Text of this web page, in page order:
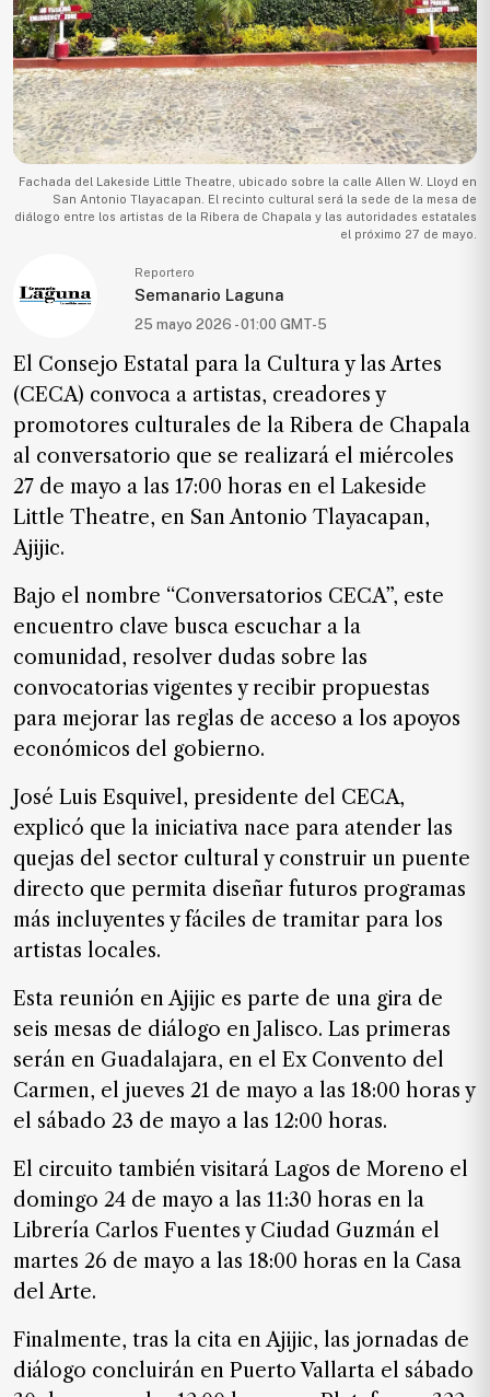
Seguridad
Educación
Salud
Política
Entretenimiento
Real
Estate
SUSCRIPTORES
Edición
digital
Nosotros
Contáctanos
con
nosotros
Donativos
Videos
Hemeroteca
de
noticias
FAQ
Fachada del Lakeside Little Theatre, ubicado sobre la calle Allen W. Lloyd en
San Antonio Tlayacapan. El recinto cultural será la sede de la mesa de
diálogo entre los artistas de la Ribera de Chapala y las autoridades estatales
el próximo 27 de mayo.
Reportero
Semanario Laguna
25 mayo 2026 - 01:00 GMT-5
El Consejo Estatal para la Cultura y las Artes
(CECA) convoca a artistas, creadores y
promotores culturales de la Ribera de Chapala
al conversatorio que se realizará el miércoles
27 de mayo a las 17:00 horas en el Lakeside
Little Theatre, en San Antonio Tlayacapan,
Ajijic.
Bajo el nombre “Conversatorios CECA”, este
encuentro clave busca escuchar a la
comunidad, resolver dudas sobre las
convocatorias vigentes y recibir propuestas
para mejorar las reglas de acceso a los apoyos
económicos del gobierno.
José Luis Esquivel, presidente del CECA,
explicó que la iniciativa nace para atender las
quejas del sector cultural y construir un puente
directo que permita diseñar futuros programas
más incluyentes y fáciles de tramitar para los
artistas locales.
Esta reunión en Ajijic es parte de una gira de
seis mesas de diálogo en Jalisco. Las primeras
serán en Guadalajara, en el Ex Convento del
Carmen, el jueves 21 de mayo a las 18:00 horas y
el sábado 23 de mayo a las 12:00 horas.
El circuito también visitará Lagos de Moreno el
domingo 24 de mayo a las 11:30 horas en la
Librería Carlos Fuentes y Ciudad Guzmán el
martes 26 de mayo a las 18:00 horas en la Casa
del Arte.
Finalmente, tras la cita en Ajijic, las jornadas de
diálogo concluirán en Puerto Vallarta el sábado